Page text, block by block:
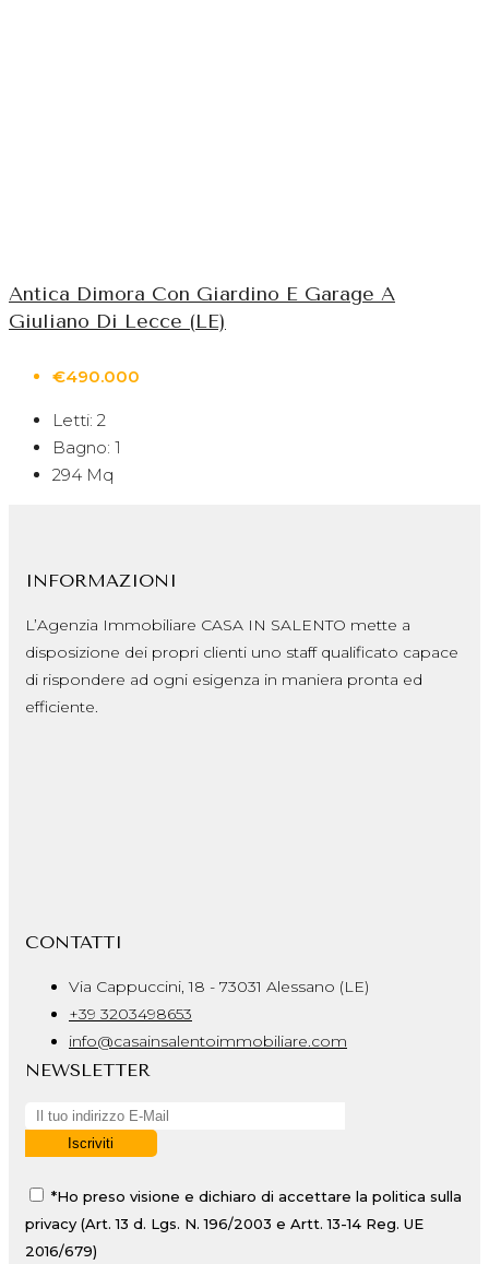
Antica Dimora Con Giardino E Garage A
Giuliano Di Lecce (LE)
€490.000
Letti: 2
Bagno: 1
294 Mq
INFORMAZIONI
L’Agenzia Immobiliare CASA IN SALENTO mette a
disposizione dei propri clienti uno staff qualificato capace
di rispondere ad ogni esigenza in maniera pronta ed
efficiente.
CONTATTI
Via Cappuccini, 18 - 73031 Alessano (LE)
+39 3203498653
info@casainsalentoimmobiliare.com
NEWSLETTER
*Ho preso visione e dichiaro di accettare la politica sulla
privacy (Art. 13 d. Lgs. N. 196/2003 e Artt. 13-14 Reg. UE
2016/679)